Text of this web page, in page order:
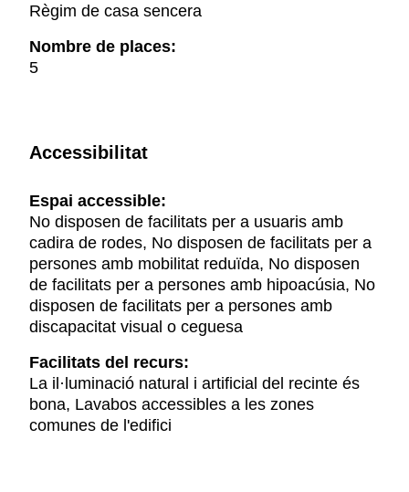
Règim de casa sencera
Nombre de places:
5
Accessibilitat
Espai accessible:
No disposen de facilitats per a usuaris amb
cadira de rodes, No disposen de facilitats per a
persones amb mobilitat reduïda, No disposen
de facilitats per a persones amb hipoacúsia, No
disposen de facilitats per a persones amb
discapacitat visual o ceguesa
Facilitats del recurs:
La il·luminació natural i artificial del recinte és
bona, Lavabos accessibles a les zones
comunes de l'edifici